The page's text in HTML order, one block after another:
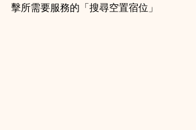
擊所需要服務的「搜尋空置宿位」